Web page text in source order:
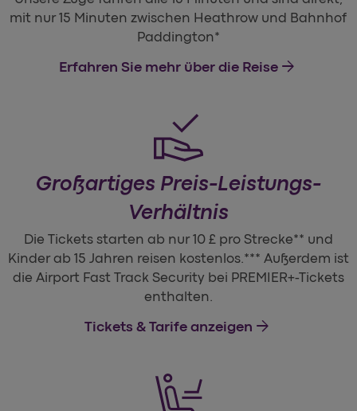
mit nur 15 Minuten zwischen Heathrow und Bahnhof
Paddington*
Erfahren Sie mehr über die Reise arrow_forward
Großartiges Preis-Leistungs-
Verhältnis
Die Tickets starten ab nur 10 £ pro Strecke** und
Kinder ab 15 Jahren reisen kostenlos.*** Außerdem ist
die Airport Fast Track Security bei PREMIER+-Tickets
enthalten.
Tickets & Tarife anzeigen arrow_forward